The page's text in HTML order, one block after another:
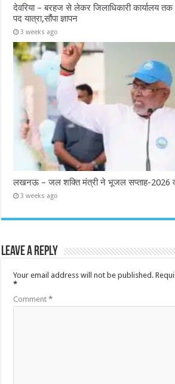
देवरिया – बरहज से लेकर जिलाधिकारी कार्यालय तक
पद यात्रा,सौंपा ज्ञापन
3 weeks ago
लखनऊ – जल शक्ति मंत्री ने भूजल सप्ताह-2026
3 weeks ago
Leave a Reply
Your email address will not be published.
*
Comment*